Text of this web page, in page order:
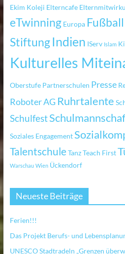
Ekim Koleji Elterncafe
eTwinning Europa Fußball
StiftungIndien IServ Islam
Kulturelles
Oberstufe Partnerschulen Presse
Roboter AG Ruhrtalente
Schulfest
Soziales Engagement
TalentschuleTanzTeach First
Warschau Wien Ückendorf
Neueste Beiträge
Ferien!!!
Das Projekt Berufs- und
UNESCO Stadtradeln „Grenzen